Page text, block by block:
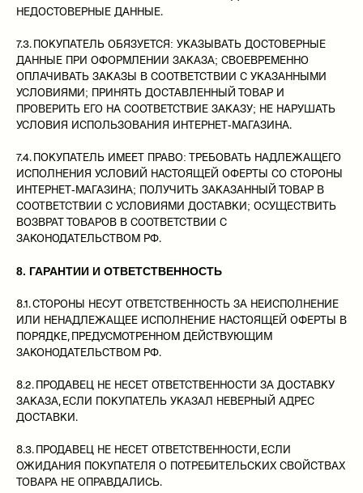
НЕДОСТОВЕРНЫЕ ДАННЫЕ.
7.3. ПОКУПАТЕЛЬ ОБЯЗУЕТСЯ: УКАЗЫВАТЬ ДОСТОВЕРНЫЕ
ДАННЫЕ ПРИ ОФОРМЛЕНИИ ЗАКАЗА; СВОЕВРЕМЕННО
ОПЛАЧИВАТЬ ЗАКАЗЫ В СООТВЕТСТВИИ С УКАЗАННЫМИ
УСЛОВИЯМИ; ПРИНЯТЬ ДОСТАВЛЕННЫЙ ТОВАР И
ПРОВЕРИТЬ ЕГО НА СООТВЕТСТВИЕ ЗАКАЗУ; НЕ НАРУШАТЬ
УСЛОВИЯ ИСПОЛЬЗОВАНИЯ ИНТЕРНЕТ-МАГАЗИНА.
7.4. ПОКУПАТЕЛЬ ИМЕЕТ ПРАВО: ТРЕБОВАТЬ НАДЛЕЖАЩЕГО
ИСПОЛНЕНИЯ УСЛОВИЙ НАСТОЯЩЕЙ ОФЕРТЫ СО СТОРОНЫ
ИНТЕРНЕТ-МАГАЗИНА; ПОЛУЧИТЬ ЗАКАЗАННЫЙ ТОВАР В
СООТВЕТСТВИИ С УСЛОВИЯМИ ДОСТАВКИ; ОСУЩЕСТВИТЬ
ВОЗВРАТ ТОВАРОВ В СООТВЕТСТВИИ С
ЗАКОНОДАТЕЛЬСТВОМ РФ.
8. ГАРАНТИИ И ОТВЕТСТВЕННОСТЬ
8.1. СТОРОНЫ НЕСУТ ОТВЕТСТВЕННОСТЬ ЗА НЕИСПОЛНЕНИЕ
ИЛИ НЕНАДЛЕЖАЩЕЕ ИСПОЛНЕНИЕ НАСТОЯЩЕЙ ОФЕРТЫ В
ПОРЯДКЕ, ПРЕДУСМОТРЕННОМ ДЕЙСТВУЮЩИМ
ЗАКОНОДАТЕЛЬСТВОМ РФ.
8.2. ПРОДАВЕЦ НЕ НЕСЕТ ОТВЕТСТВЕННОСТИ ЗА ДОСТАВКУ
ЗАКАЗА, ЕСЛИ ПОКУПАТЕЛЬ УКАЗАЛ НЕВЕРНЫЙ АДРЕС
ДОСТАВКИ.
8.3. ПРОДАВЕЦ НЕ НЕСЕТ ОТВЕТСТВЕННОСТИ, ЕСЛИ
ОЖИДАНИЯ ПОКУПАТЕЛЯ О ПОТРЕБИТЕЛЬСКИХ СВОЙСТВАХ
ТОВАРА НЕ ОПРАВДАЛИСЬ.